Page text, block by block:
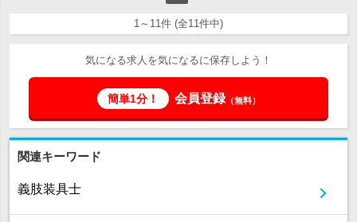
1～11件 (全11件中)
気になる求人を気になるに保存しよう！
簡単1分！ 会員登録（無料）
関連キーワード
義肢装具士